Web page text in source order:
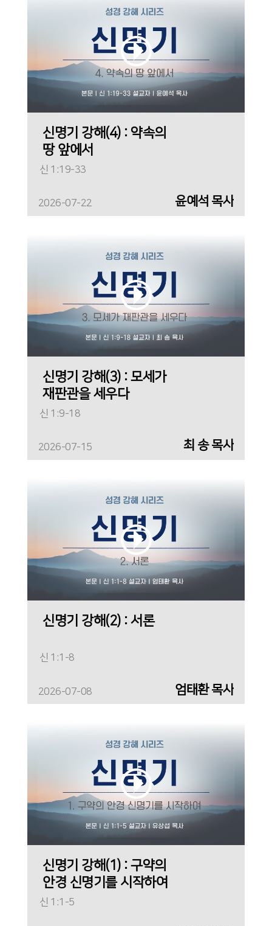
신명기 강해(4) : 약속의
땅 앞에서
신 1:19-33
2026-07-22 윤예석 목사
신명기 강해(3) : 모세가
재판관을 세우다
신 1:9-18
2026-07-15 최 송 목사
신명기 강해(2) : 서론
신 1:1-8
2026-07-08 엄태환 목사
신명기 강해(1) : 구약의
안경 신명기를 시작하여
신 1:1-5